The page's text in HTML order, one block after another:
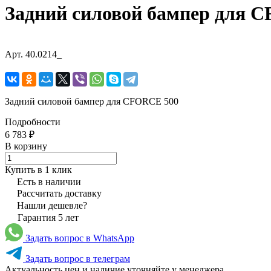
Задний силовой бампер для
Арт. 40.0214_
Задний силовой бампер для CFORCE 500
Подробности
6 783 ₽
В корзину
Купить в 1 клик
Есть в наличии
Рассчитать доставку
Нашли дешевле?
Гарантия 5 лет
Задать вопрос в WhatsApp
Задать вопрос в телеграм